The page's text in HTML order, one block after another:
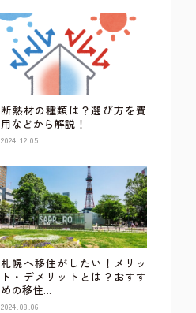
断熱材の種類は？選び方を費
用などから解説！
2024.12.05
札幌へ移住がしたい！メリッ
ト・デメリットとは？おすす
めの移住...
2024.08.06
すべてが見られるウェブカタログ